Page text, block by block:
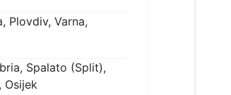
Plovdiv, Varna,
Spalato (Split),
Osijek